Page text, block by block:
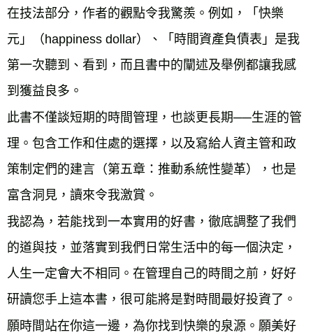
在技法部分，作者的觀點令我驚羨。例如，「快樂
元」（happiness dollar）、「時間資產負債表」是我
第一次聽到、看到，而且書中的闡述及舉例都讓我感
到獲益良多。
此書不僅談短期的時間管理，也談更長期──生涯的管
理。包含工作和住處的選擇，以及寫給人資主管和政
策制定們的建言（第五章：推動系統性變革），也是
富含洞見，讀來令我激賞。
我認為，若能找到一本實用的好書，徹底調整了我們
的道與技，並落實到我們日常生活中的每一個決定，
人生一定會大不相同。在管理自己的時間之前，好好
研讀您手上這本書，很可能將是對時間最好投資了。
願時間站在你這一邊，為你找到快樂的泉源。願美好